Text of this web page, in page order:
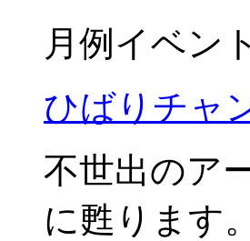
月例イベント
ひばりチャ
不世出のア
に甦ります。